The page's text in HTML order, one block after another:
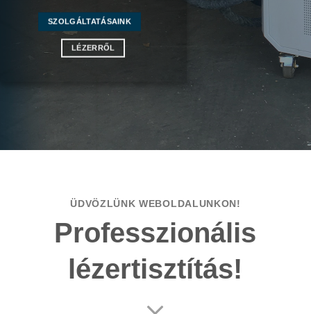
SZOLGÁLTATÁSAINK
LÉZERRŐL
ÜDVÖZLÜNK WEBOLDALUNKON!
Professzionális
lézertisztítás!